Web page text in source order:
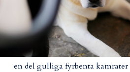
en del gulliga fyrbenta kamrater